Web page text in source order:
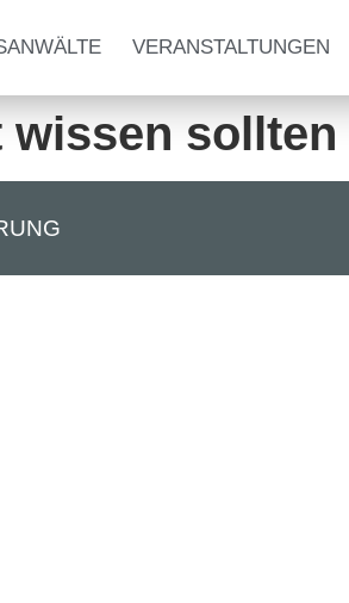
VERANSTALTUNGEN
wissen sollten